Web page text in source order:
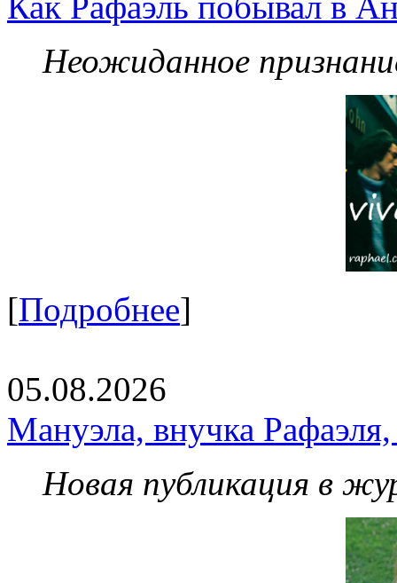
Неожиданное
[Подробнее]
05.08.2026
Мануэла, внучка
Новая публикация в